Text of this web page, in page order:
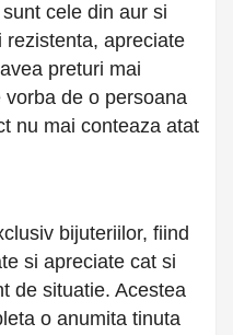
cele din aur si
apreciate
preturi mai
de o persoana
nu mai conteaza atat
bijuteriilor, fiind
si apreciate cat si
de situatie. Acestea
o anumita tinuta